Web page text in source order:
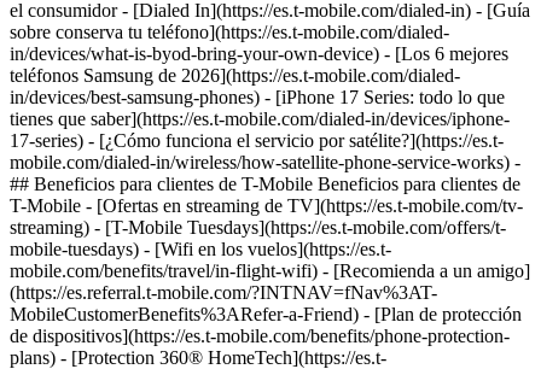
el consumidor - [Dialed In](https://es.t-mobile.com/dialed-in) - [Guía
sobre conserva tu teléfono](https://es.t-mobile.com/dialed-
in/devices/what-is-byod-bring-your-own-device) - [Los 6 mejores
teléfonos Samsung de 2026](https://es.t-mobile.com/dialed-
in/devices/best-samsung-phones) - [iPhone 17 Series: todo lo que
tienes que saber](https://es.t-mobile.com/dialed-in/devices/iphone-
17-series) - [¿Cómo funciona el servicio por satélite?](https://es.t-
mobile.com/dialed-in/wireless/how-satellite-phone-service-works) -
## Beneficios para clientes de T-Mobile Beneficios para clientes de
T-Mobile - [Ofertas en streaming de TV](https://es.t-mobile.com/tv-
streaming) - [T-Mobile Tuesdays](https://es.t-mobile.com/offers/t-
mobile-tuesdays) - [Wifi en los vuelos](https://es.t-
mobile.com/benefits/travel/in-flight-wifi) - [Recomienda a un amigo]
(https://es.referral.t-mobile.com/?INTNAV=fNav%3AT-
MobileCustomerBenefits%3ARefer-a-Friend) - [Plan de protección
de dispositivos](https://es.t-mobile.com/benefits/phone-protection-
plans) - [Protection 360® HomeTech](https://es.t-